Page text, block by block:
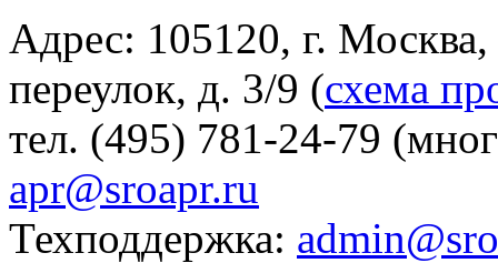
Адрес: 105120, г.
переулок, д. 3/9 (схема
тел. (495) 781-24-79
apr@sroapr.ru
Техподдержка: